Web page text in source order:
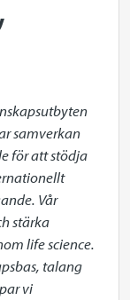
samverkan
för att stödja
Vår
stärka
life science.
talang
vi